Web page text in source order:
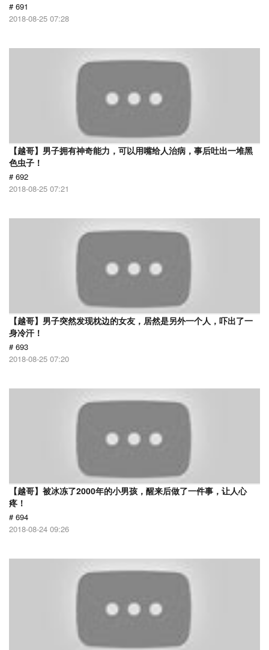
# 691
2018-08-25 07:28
【越哥】男子拥有神奇能力，可以用嘴给人治病，事后吐出一堆黑
色虫子！
# 692
2018-08-25 07:21
【越哥】男子突然发现枕边的女友，居然是另外一个人，吓出了一
身冷汗！
# 693
2018-08-25 07:20
【越哥】被冰冻了2000年的小男孩，醒来后做了一件事，让人心
疼！
# 694
2018-08-24 09:26